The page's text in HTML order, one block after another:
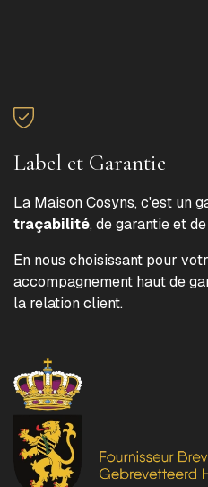
Label et Garantie
La Maison Cosyns, c'est un
traçabilité, de garantie et de
En nous choisissant pour
accompagnement haut de
la relation client.